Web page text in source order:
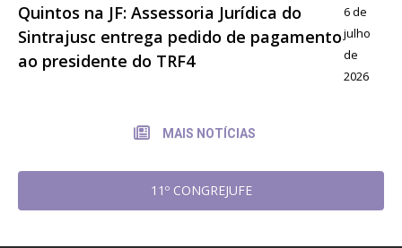
Quintos na JF: Assessoria Jurídica do
Sintrajusc entrega pedido de pagamento
ao presidente do TRF4
6 de
julho
de
2026
MAIS NOTÍCIAS
11º CONGREJUFE